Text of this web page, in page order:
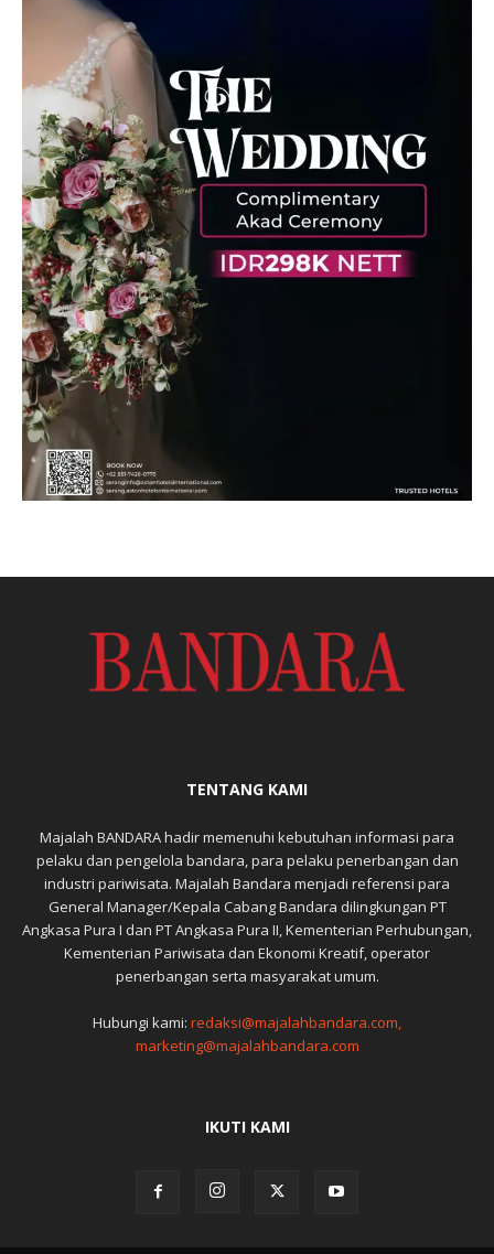
TENTANG KAMI
Majalah BANDARA hadir memenuhi kebutuhan informasi para
pelaku dan pengelola bandara, para pelaku penerbangan dan
industri pariwisata. Majalah Bandara menjadi referensi para
General Manager/Kepala Cabang Bandara dilingkungan PT
Angkasa Pura I dan PT Angkasa Pura II, Kementerian Perhubungan,
Kementerian Pariwisata dan Ekonomi Kreatif, operator
penerbangan serta masyarakat umum.
Hubungi kami: redaksi@majalahbandara.com,
marketing@majalahbandara.com
IKUTI KAMI